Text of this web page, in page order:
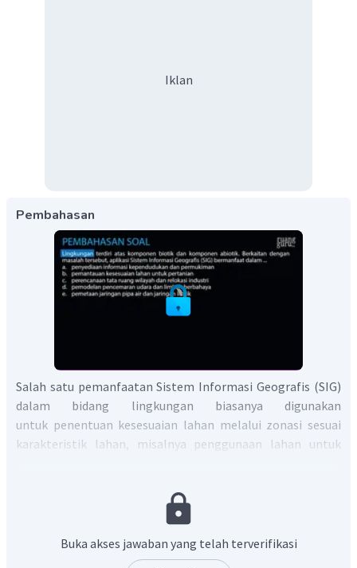
Iklan
Pembahasan
Salah satu pemanfaatan Sistem Informasi Geografis (SIG)
dalam bidang lingkungan biasanya digunakan
untuk penentuan kesesuaian lahan melalui zonasi sesuai
karakteristik lahan, misalnya penggunaan lahan untuk
Buka akses jawaban yang telah terverifikasi